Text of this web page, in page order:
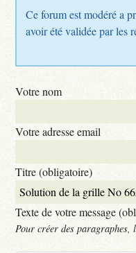
Ce forum est modéré a
avoir été validée par les
Votre nom
Votre adresse email
Titre (obligatoire)
Texte de votre message
Pour créer des paragraphes,